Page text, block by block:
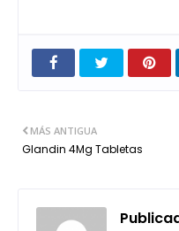
MÁS ANTIGUA
Glandin 4Mg Tabletas